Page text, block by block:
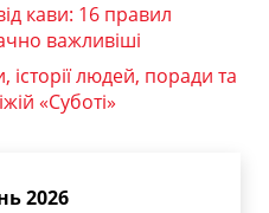
кави: 16 правил
важливіші
людей, поради та
«Суботі»
2026